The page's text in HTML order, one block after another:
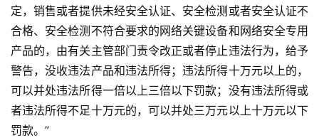
定，销售或者提供未经安全认证、安全检测或者安全认证不
合格、安全检测不符合要求的网络关键设备和网络安全专用
产品的，由有关主管部门责令改正或者停止违法行为，给予
警告，没收违法产品和违法所得；违法所得十万元以上的，
可以并处违法所得一倍以上三倍以下罚款；没有违法所得或
者违法所得不足十万元的，可以并处三万元以上十万元以下
罚款。”